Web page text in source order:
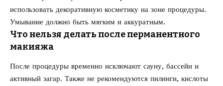
использовать декоративную косметику на зоне процедуры.
Умывание должно быть мягким и аккуратным.
Что нельзя делать после перманентного
макияжа
После процедуры временно исключают сауну, бассейн и
активный загар. Также не рекомендуются пилинги, кислоты